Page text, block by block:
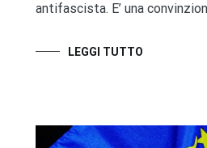
antifascista. E’ una
LEGGI TUTTO